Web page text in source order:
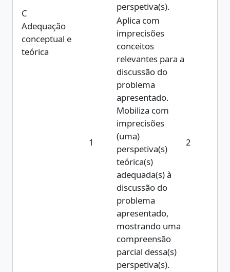
C
Adequação
conceptual e
teórica
perspetiva(s).
1
Aplica com
imprecisões
conceitos
relevantes para a
discussão do
problema
apresentado.
Mobiliza com
imprecisões
(uma)
perspetiva(s)
teórica(s)
adequada(s) à
discussão do
problema
apresentado,
mostrando uma
compreensão
parcial dessa(s)
perspetiva(s).
2